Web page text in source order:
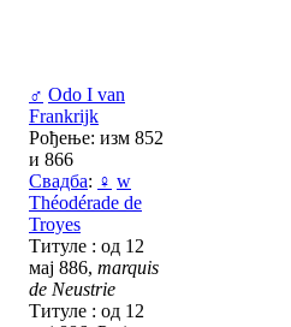
♂ Odo I van
Frankrijk
Рођење: изм 852
и 866
Свадба: ♀ w
Théodérade de
Troyes
Титуле : од 12
мај 886, marquis
de Neustrie
Титуле : од 12